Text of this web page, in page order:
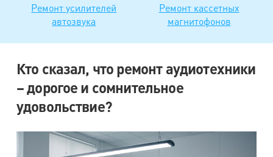
Ремонт усилителей
автозвука
Ремонт кассетных
магнитофонов
Кто сказал, что ремонт аудиотехники
– дорогое и сомнительное
удовольствие?